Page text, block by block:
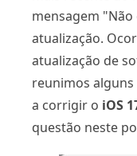
mensagem
atualização.
atualização de
reunimos
a corrigir o iOS
questão neste